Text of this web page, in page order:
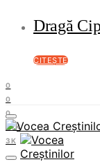
Dragă
CITEȘTE
0
0
0
37K
3K